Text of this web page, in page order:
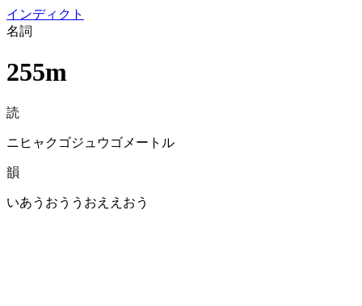
インディクト
名詞
255m
読
ニヒャクゴジュウゴメートル
韻
いあうおううおええおう